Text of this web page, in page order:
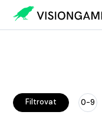
Filtrovat 0-9